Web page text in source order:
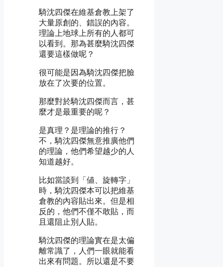
騎沈四傑在維基倉教上架了
大量原創的、錯誤的內容。
理論上地球上所有的人都可
以看到。那為甚麼騎沈四傑
還要這樣做呢？
很可能是因為騎沈四傑把臉
放在了次要的位置。
那麼對於騎沈四傑而言，甚
麼才是最重要的呢？
是真理？是理論的推行？
不，騎沈四傑無意推廣他們
的理論，他們希望越少的人
知道越好。
比如當談到「値、旋轉字」
時，騎沈四傑本可以把維基
倉教的內容貼出來。但是相
反的，他們不僅不敢貼，而
且還阻止別人貼。
騎沈四傑的理論實在是太偏
離常識了，人們一眼就能看
出來有問題。所以還是不要